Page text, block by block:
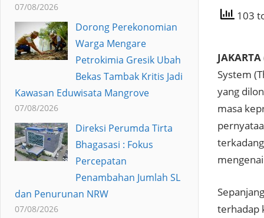
103
System
yang
masa
terhadap
07/08/2026
Dorong Perekonomian
Warga Mengare
Petrokimia Gresik Ubah
Bekas Tambak Kritis Jadi
Kawasan Eduwisata Mangrove
07/08/2026
Direksi Perumda Tirta
Bhagasasi : Fokus
Percepatan
Penambahan Jumlah SL
dan Penurunan NRW
07/08/2026